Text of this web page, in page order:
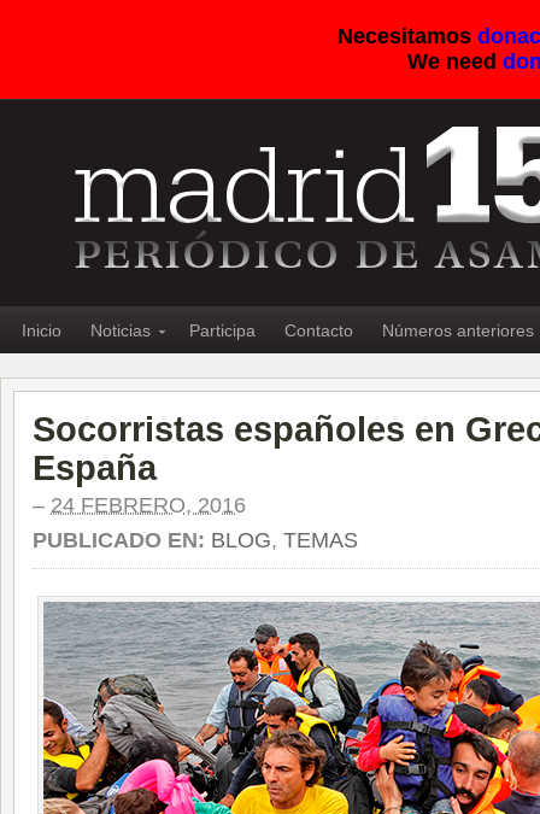
Necesitamos
We need
Inicio Noticias Participa Contacto Números anteriores
Socorristas españoles en
España
– 24 FEBRERO, 2016
PUBLICADO EN: BLOG, TEMAS